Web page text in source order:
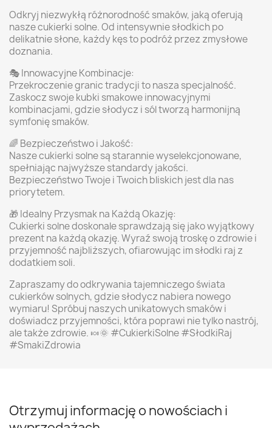
Odkryj niezwykłą różnorodność smaków, jaką oferują
nasze cukierki solne. Od intensywnie słodkich po
delikatnie słone, każdy kęs to podróż przez zmysłowe
doznania.
🎭 Innowacyjne Kombinacje:
Przekroczenie granic tradycji to nasza specjalność.
Zaskocz swoje kubki smakowe innowacyjnymi
kombinacjami, gdzie słodycz i sól tworzą harmonijną
symfonię smaków.
🌈 Bezpieczeństwo i Jakość:
Nasze cukierki solne są starannie wyselekcjonowane,
spełniając najwyższe standardy jakości.
Bezpieczeństwo Twoje i Twoich bliskich jest dla nas
priorytetem.
🎁 Idealny Przysmak na Każdą Okazję:
Cukierki solne doskonale sprawdzają się jako wyjątkowy
prezent na każdą okazję. Wyraź swoją troskę o zdrowie i
przyjemność najbliższych, ofiarowując im słodki raj z
dodatkiem soli.
Zapraszamy do odkrywania tajemniczego świata
cukierków solnych, gdzie słodycz nabiera nowego
wymiaru! Spróbuj naszych unikatowych smaków i
doświadcz przyjemności, która poprawi nie tylko nastrój,
ale także zdrowie. 🍬🌞 #CukierkiSolne #SłodkiRaj
#SmakiZdrowia
Otrzymuj informację o nowościach i